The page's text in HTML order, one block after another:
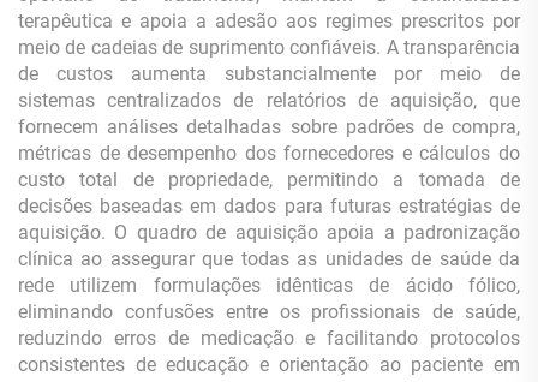
terapêutica e apoia a adesão aos regimes prescritos por
meio de cadeias de suprimento confiáveis. A transparência
de custos aumenta substancialmente por meio de
sistemas centralizados de relatórios de aquisição, que
fornecem análises detalhadas sobre padrões de compra,
métricas de desempenho dos fornecedores e cálculos do
custo total de propriedade, permitindo a tomada de
decisões baseadas em dados para futuras estratégias de
aquisição. O quadro de aquisição apoia a padronização
clínica ao assegurar que todas as unidades de saúde da
rede utilizem formulações idênticas de ácido fólico,
eliminando confusões entre os profissionais de saúde,
reduzindo erros de medicação e facilitando protocolos
consistentes de educação e orientação ao paciente em